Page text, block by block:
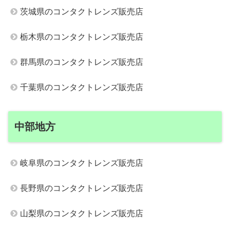
茨城県のコンタクトレンズ販売店
栃木県のコンタクトレンズ販売店
群馬県のコンタクトレンズ販売店
千葉県のコンタクトレンズ販売店
中部地方
岐阜県のコンタクトレンズ販売店
長野県のコンタクトレンズ販売店
山梨県のコンタクトレンズ販売店